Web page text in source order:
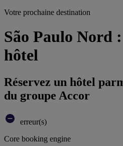
Votre prochaine destination
São Paulo Nord
hôtel
Réservez un hôtel
du groupe Accor
erreur(s)
Core booking engine